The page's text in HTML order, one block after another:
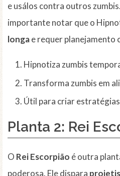
e usálos contra outros
importante notar que o
longae requer planejamento
Hipnotiza zumbis
Transforma zumbis em
Útil para criar
Planta 2: Rei
O Rei Escorpião é outra
poderosa. Ele dispara